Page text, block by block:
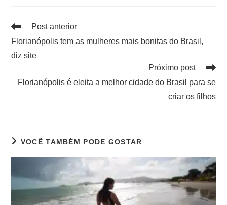
Post anterior
Florianópolis tem as mulheres mais bonitas do Brasil,
diz site
Próximo post
Florianópolis é eleita a melhor cidade do Brasil para se
criar os filhos
VOCÊ TAMBÉM PODE GOSTAR